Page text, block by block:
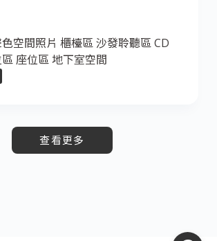
空間照片 櫃檯區 沙發聆聽區 CD
座位區 地下室空間
查看更多